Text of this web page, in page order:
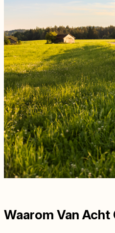
Waarom Van Acht